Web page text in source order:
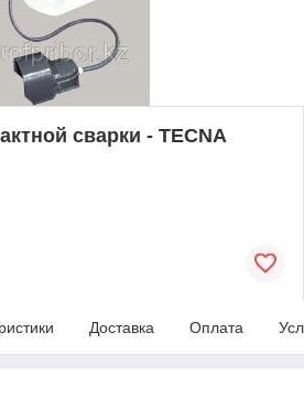
сварки - TECNA
Доставка Оплата